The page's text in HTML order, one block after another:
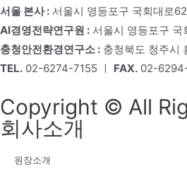
서울 본사 : 서울시 영등포구 국회대로
AI경영전략연구원 : 서울시 영등포구
충청안전환경연구소 : 충청북도 청주시
TEL. 02-6274-7155 ㅣ FAX. 02-
Copyright © All
회사소개
원장소개